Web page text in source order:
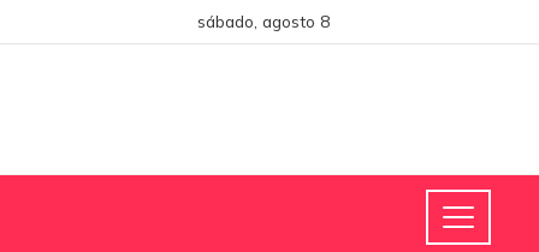
sábado, agosto 8